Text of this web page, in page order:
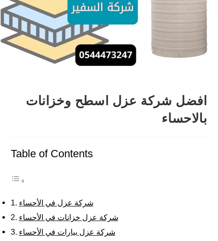
افضل شركة عزل اسطح وخزانات
بالاحساء
Table of Contents
شركة عزل في الأحساء
شركة عزل خزانات في الأحساء
شركة عزل بيارات في الأحساء